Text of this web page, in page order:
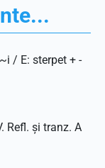
/ E: sterpet + -
Refl. și tranz. A